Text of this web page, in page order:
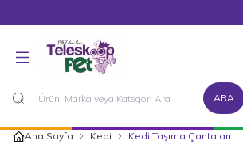
ARA
Ana Sayfa Kedi Kedi Taşıma Çantaları